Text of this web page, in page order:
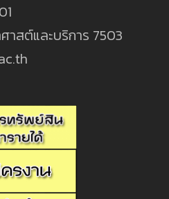
าสต์และบริการ 7503